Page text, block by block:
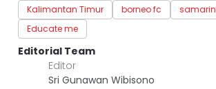
Kalimantan Timur borneo fc
Educate me
Editorial Team
Editor
Sri Gunawan Wibisono